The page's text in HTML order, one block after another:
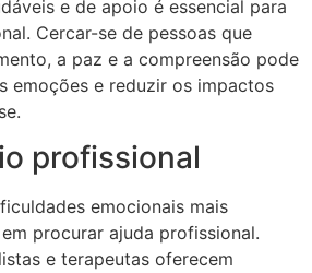
e de apoio é essencial para
Cercar-se de pessoas que
a paz e a compreensão pode
emoções e reduzir os impactos
profissional
emocionais mais
procurar ajuda profissional.
e terapeutas oferecem